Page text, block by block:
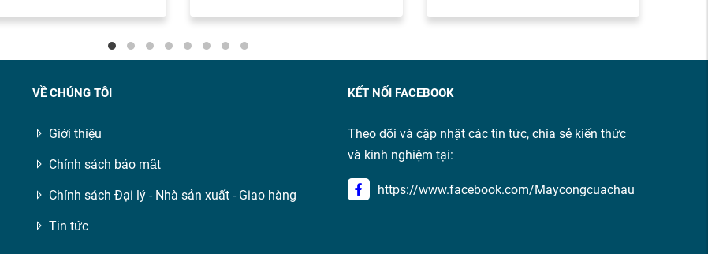
VỀ CHÚNG TÔI
Giới thiệu
Chính sách bảo mật
Chính sách Đại lý - Nhà sản xuất - Giao hàng
Tin tức
KẾT NỐI FACEBOOK
Theo dõi và cập nhật các tin tức, chia sẻ kiến thức
và kinh nghiệm tại:
https://www.facebook.com/Maycongcuachau